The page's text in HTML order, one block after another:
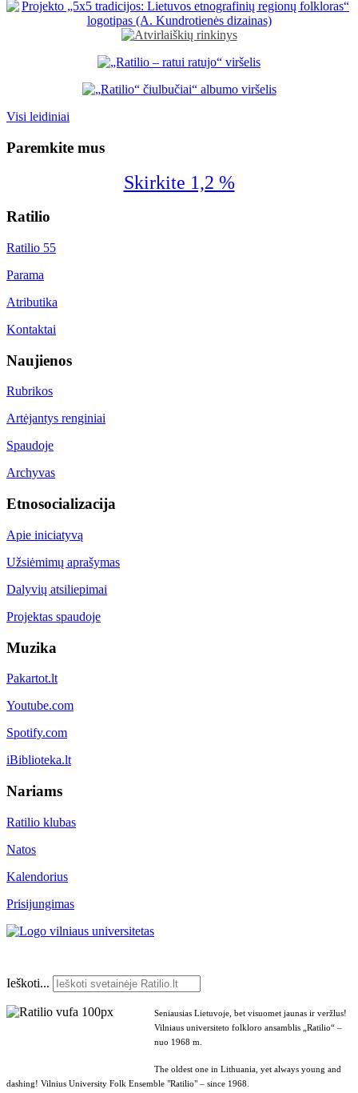
Visi leidiniai
Paremkite mus
Skirkite 1,2 %
Ratilio
Ratilio 55
Parama
Atributika
Kontaktai
Naujienos
Rubrikos
Artėjantys renginiai
Spaudoje
Archyvas
Etnosocializacija
Apie iniciatyvą
Užsiėmimų aprašymas
Dalyvių atsiliepimai
Projektas spaudoje
Muzika
Pakartot.lt
Youtube.com
Spotify.com
iBiblioteka.lt
Nariams
Ratilio klubas
Natos
Kalendorius
Prisijungimas
Ieškoti...
Seniausias Lietuvoje, bet visuomet jaunas ir veržlus!
Vilniaus universiteto folkloro ansamblis „Ratilio“ –
nuo 1968 m.
The oldest one in Lithuania, yet always young and
dashing! Vilnius University Folk Ensemble "Ratilio" – since 1968.